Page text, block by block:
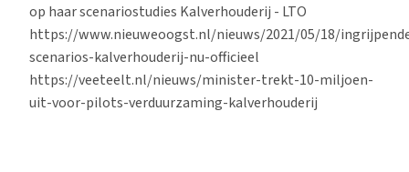
op haar scenariostudies Kalverhouderij - LTO
https://www.nieuweoogst.nl/nieuws/2021/05/18/
scenarios-kalverhouderij-nu-officieel
https://veeteelt.nl/nieuws/minister-trekt-10-miljoen-
uit-voor-pilots-verduurzaming-kalverhouderij